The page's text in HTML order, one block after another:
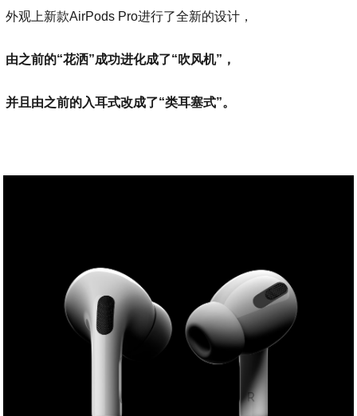
外观上新款AirPods Pro进行了全新的设计，
由之前的“花洒”成功进化成了“吹风机”，
并且由之前的入耳式改成了“类耳塞式”。